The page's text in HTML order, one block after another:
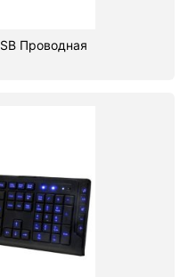
Проводная